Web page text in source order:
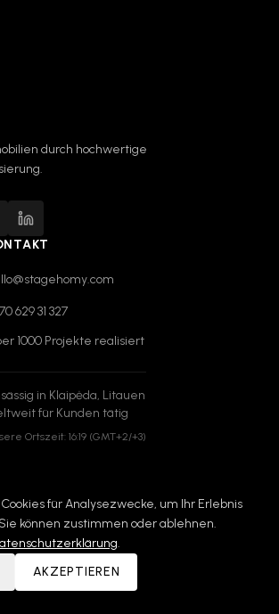
durch hochwertige
629 31 327
1000 Projekte realisiert
in Klaipėda, Litauen
für Kunden tätig
Ortszeit: 16:19 (GMT+2/+3)
Alle Rechte vorbehalten.
Datenschutzerklärung
für Analysezwecke, um Ihr Erlebnis
können zustimmen oder ablehnen.
.
AKZEPTIEREN